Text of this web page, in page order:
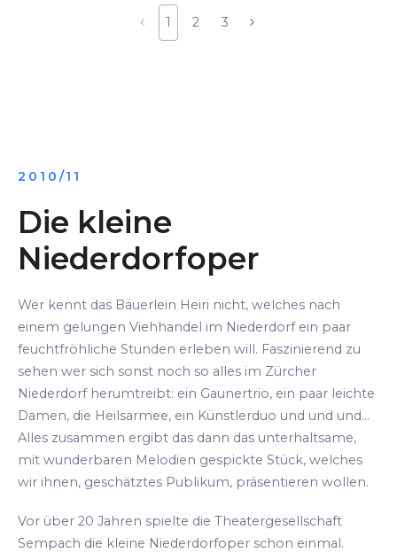
1 2 3
2010/11
Die kleine
Niederdorfoper
Wer kennt das Bäuerlein Heiri nicht, welches nach
einem gelungen Viehhandel im Niederdorf ein paar
feuchtfröhliche Stunden erleben will. Faszinierend zu
sehen wer sich sonst noch so alles im Zürcher
Niederdorf herumtreibt: ein Gaunertrio, ein paar leichte
Damen, die Heilsarmee, ein Künstlerduo und und und...
Alles zusammen ergibt das dann das unterhaltsame,
mit wunderbaren Melodien gespickte Stück, welches
wir ihnen, geschätztes Publikum, präsentieren wollen.
Vor über 20 Jahren spielte die Theatergesellschaft
Sempach die kleine Niederdorfoper schon einmal.